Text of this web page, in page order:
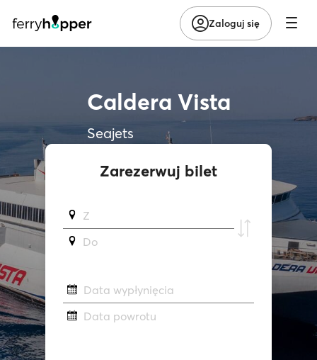
Zaloguj się
Caldera Vista
Seajets
Zarezerwuj bilet
Z
Do
Data wypłynięcia
Data powrotu